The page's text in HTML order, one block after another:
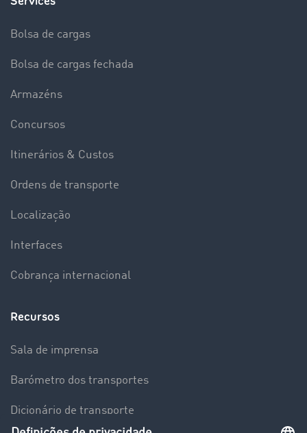
Bolsa de cargas
Bolsa de cargas fechada
Armazéns
Concursos
Itinerários & Custos
Ordens de transporte
Localização
Interfaces
Cobrança internacional
Recursos
Sala de imprensa
Barómetro dos transportes
Dicionário de transporte